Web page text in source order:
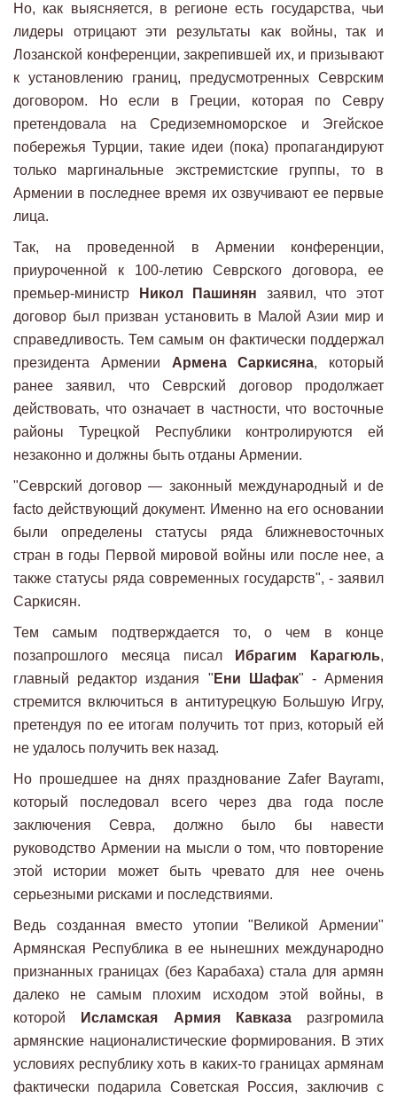
Но, как выясняется, в регионе есть государства, чьи
лидеры отрицают эти результаты как войны, так и
Лозанской конференции, закрепившей их, и призывают
к установлению границ, предусмотренных Севрским
договором. Но если в Греции, которая по Севру
претендовала на Средиземноморское и Эгейское
побережья Турции, такие идеи (пока) пропагандируют
только маргинальные экстремистские группы, то в
Армении в последнее время их озвучивают ее первые
лица.
Так, на проведенной в Армении конференции,
приуроченной к 100-летию Севрского договора, ее
премьер-министр
Никол Пашинян заявил, что этот
договор был призван установить в Малой Азии мир и
справедливость. Тем самым он фактически поддержал
президента Армении Армена Саркисяна, который
ранее заявил, что Севрский договор продолжает
действовать, что означает в частности, что восточные
районы Турецкой Республики контролируются ей
незаконно и должны быть отданы Армении.
"Севрский договор — законный международный и de
facto действующий документ. Именно на его основании
были определены статусы ряда ближневосточных
стран в годы Первой мировой войны или после нее, а
также статусы ряда современных государств", - заявил
Саркисян.
Тем самым подтверждается то, о чем в конце
позапрошлого месяца писал
Ибрагим Карагюль,
главный редактор издания " Ени Шафак" - Армения
стремится включиться в антитурецкую Большую Игру,
претендуя по ее итогам получить тот приз, который ей
не удалось получить век назад.
Но прошедшее на днях празднование Zafer Bayramı,
который последовал всего через два года после
заключения Севра, должно было бы навести
руководство Армении на мысли о том, что повторение
этой истории может быть чревато для нее очень
серьезными рисками и последствиями.
Ведь созданная вместо утопии "Великой Армении"
Армянская Республика в ее нынешних международно
признанных границах (без Карабаха) стала для армян
далеко не самым плохим исходом этой войны, в
которой
Исламская Армия Кавказаразгромила
армянские националистические формирования. В этих
условиях республику хоть в каких-то границах армянам
фактически подарила Советская Россия, заключив с